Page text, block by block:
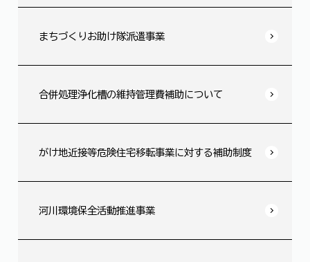
まちづくりお助け隊派遣事業
合併処理浄化槽の維持管理費補助について
がけ地近接等危険住宅移転事業に対する補助制度
河川環境保全活動推進事業